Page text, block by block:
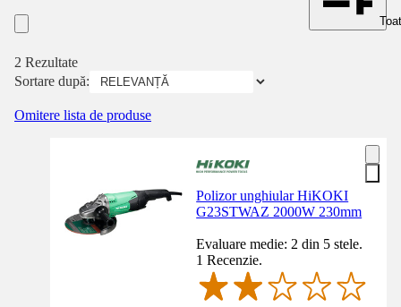
2 Rezultate
Sortare după:
Omitere lista de produse
Polizor unghiular HiKOKI
G23STWAZ 2000W 230mm
Evaluare medie: 2 din 5 stele.
1 Recenzie.